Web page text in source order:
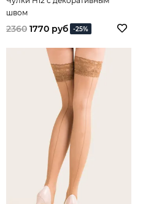
швом
2360 1770 руб -25%